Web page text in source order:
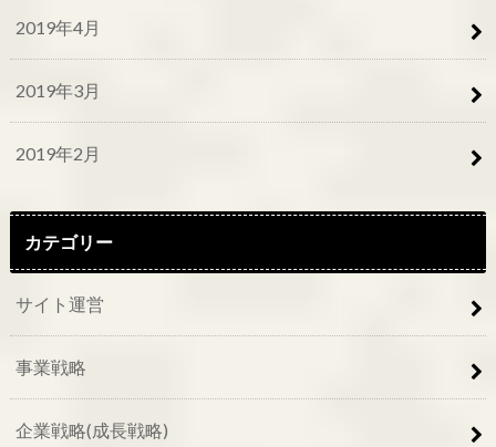
2019年4月
2019年3月
2019年2月
カテゴリー
サイト運営
事業戦略
企業戦略(成長戦略)